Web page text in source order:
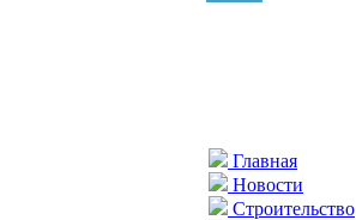
Главная
Новости
Строительство